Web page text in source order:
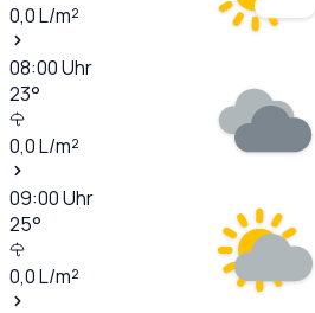
0,0L/m²
08:00Uhr
23°
0,0L/m²
09:00Uhr
25°
0,0L/m²